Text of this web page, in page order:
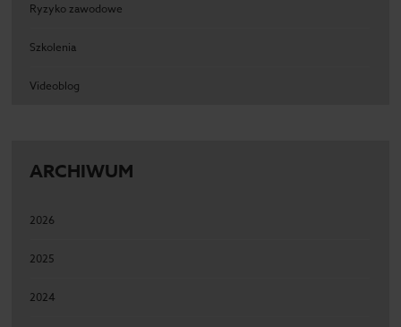
Ryzyko zawodowe
Szkolenia
Videoblog
ARCHIWUM
2026
2025
2024